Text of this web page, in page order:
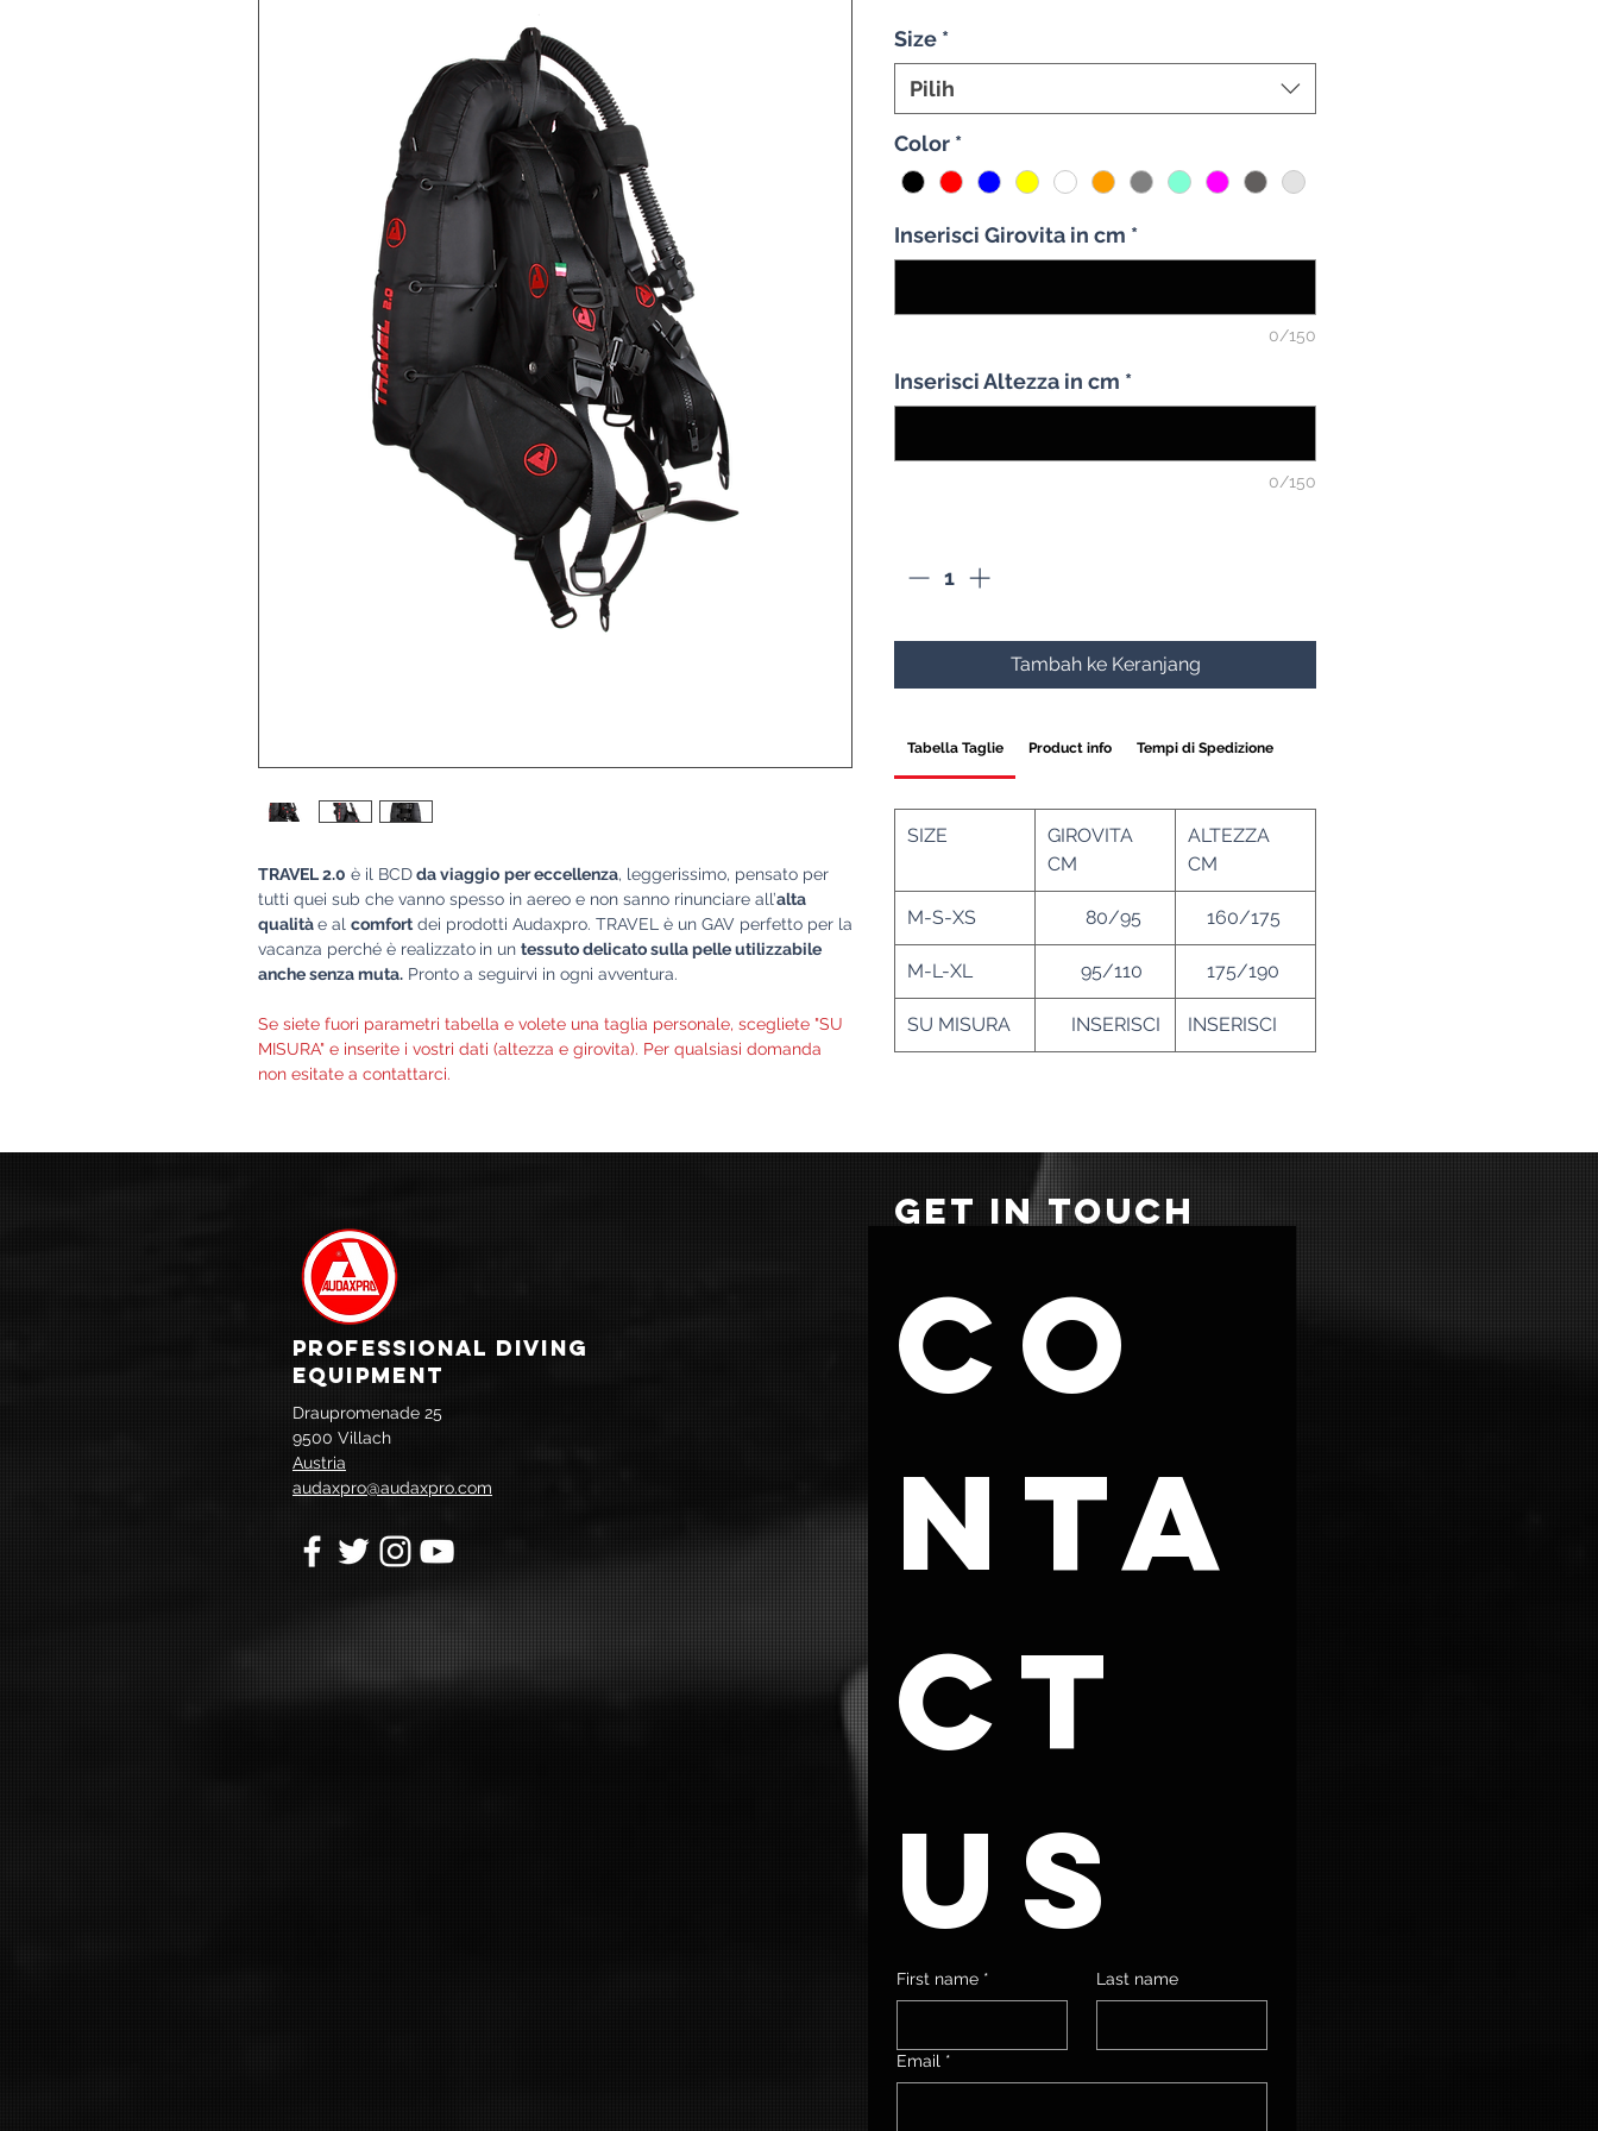
TRAVEL 2.0 è il BCDda viaggio per eccellenza, leggerissimo, pensato per
tutti quei sub che vanno spesso in aereo e non sanno rinunciare all’alta
qualitàe al comfort dei prodotti Audaxpro. TRAVEL è un GAV perfetto per la
vacanza perché è realizzato in un tessuto delicato sulla pelle utilizzabile
anche senza muta. Pronto a seguirvi in ogni avventura.
Se siete fuori parametri tabella e volete una taglia personale, scegliete "SU
MISURA" e inserite i vostri dati (altezza e girovita). Per qualsiasi domanda
non esitate a contattarci.
Size *
Pilih
Color *
Inserisci Girovita in cm *
0/150
Inserisci Altezza in cm *
0/150
Tambah ke Keranjang
Tabella Taglie Product info Tempi di Spedizione
SIZE
GIROVITA
CM
ALTEZZA
CM
M-S-XS 80/95 160/175
M-L-XL 95/110 175/190
SU MISURA INSERISCI INSERISCI
PROFESSIONAL DIVING
EQUIPMENT
Draupromenade 25
9500 Villach
Austria
audaxpro@audaxpro.com
GET IN TOUCH
Co
nta
ct
us
First name * Last name
Email *